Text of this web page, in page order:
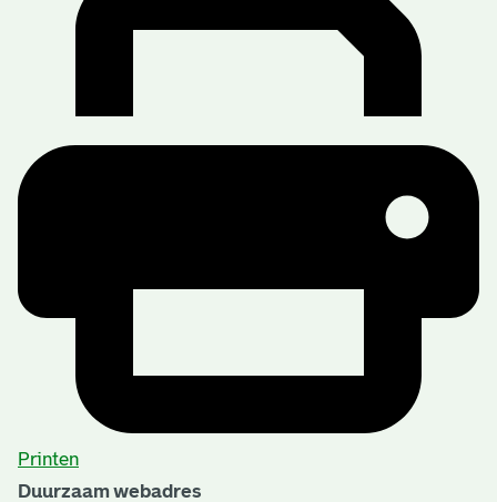
Printen
Duurzaam webadres